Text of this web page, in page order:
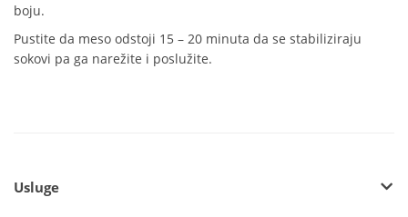
boju.
Pustite da meso odstoji 15 – 20 minuta da se stabiliziraju
sokovi pa ga narežite i poslužite.
Usluge